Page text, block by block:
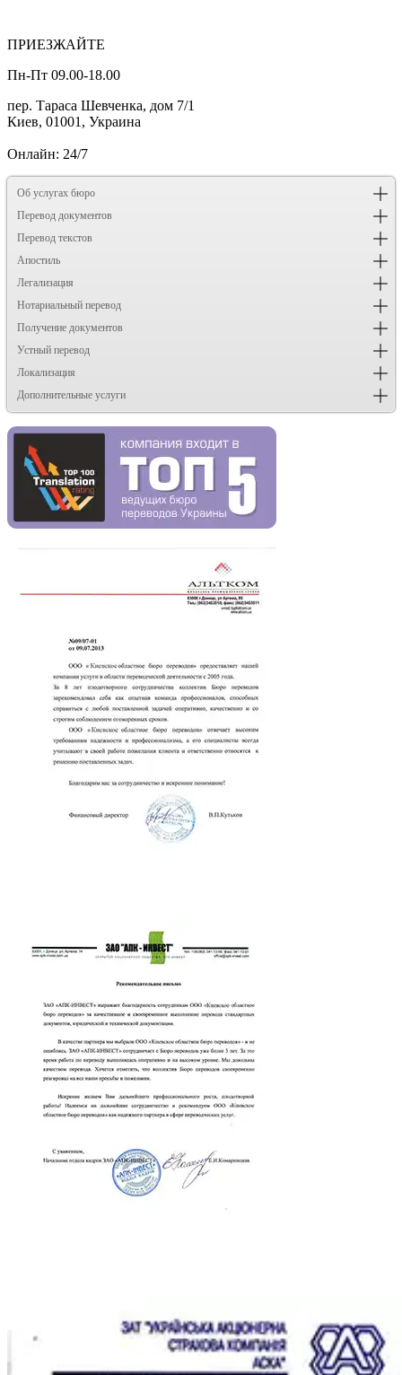
ПРИЕЗЖАЙТЕ
Пн-Пт 09.00-18.00
пер. Тараса Шевченка, дом 7/1
Киев, 01001, Украина
Онлайн: 24/7
Об услугах бюро
Перевод документов
Перевод текстов
Апостиль
Легализация
Нотариальный перевод
Получение документов
Устный перевод
Локализация
Дополнительные услуги